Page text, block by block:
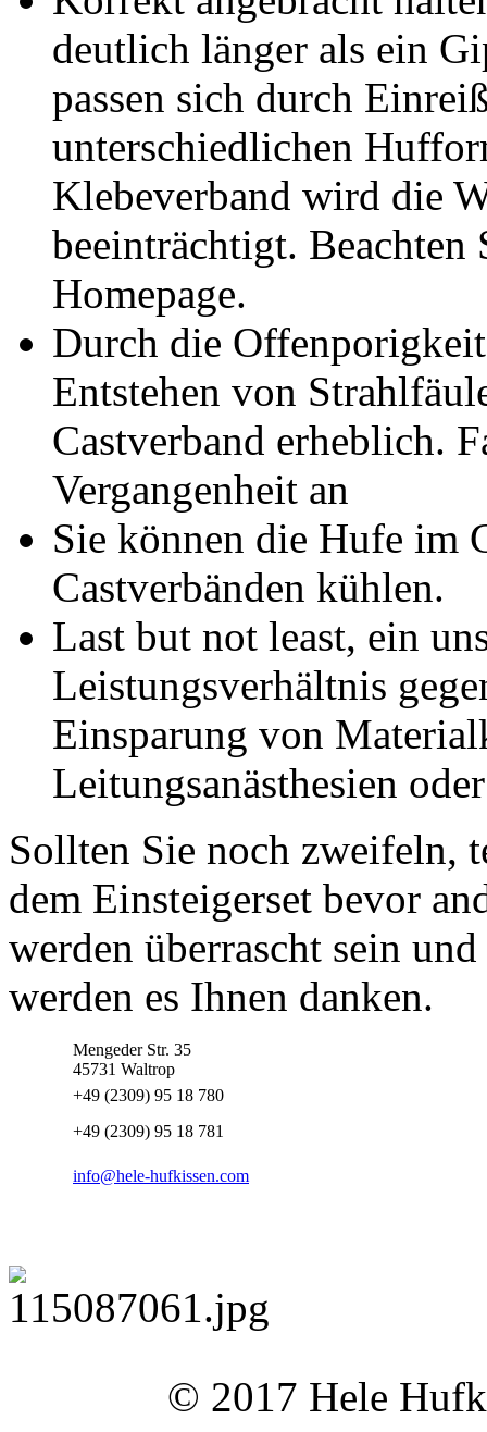
deutlich länger als ein
passen sich durch
unterschiedlichen
Klebeverband wird die
beeinträchtigt. Beachten
Homepage.
Durch die
Entstehen von
Castverband erheblich.
Vergangenheit an
Sie können die Hufe im
Castverbänden kühlen.
Last but not least, ein
Leistungsverhältnis
Einsparung von
Leitungsanästhesien
Sollten Sie noch zweifeln,
dem Einsteigerset bevor
werden überrascht sein
werden es Ihnen danken.
Mengeder Str. 35
45731 Waltrop
+49 (2309) 95 18 780
+49 (2309) 95 18 781
info@hele-hufkissen.com
© 2017 Hele